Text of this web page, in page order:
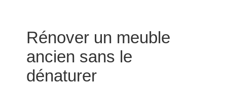
Rénover un meuble
ancien sans le
dénaturer